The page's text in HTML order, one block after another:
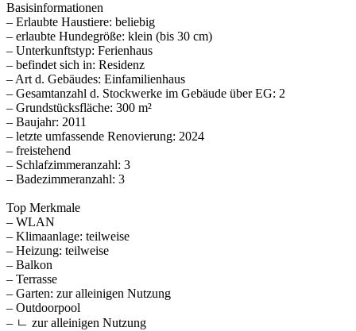
Basisinformationen
– Erlaubte Haustiere: beliebig
– erlaubte Hundegröße: klein (bis 30 cm)
– Unterkunftstyp: Ferienhaus
– befindet sich in: Residenz
– Art d. Gebäudes: Einfamilienhaus
– Gesamtanzahl d. Stockwerke im Gebäude über EG: 2
– Grundstücksfläche: 300 m²
– Baujahr: 2011
– letzte umfassende Renovierung: 2024
– freistehend
– Schlafzimmeranzahl: 3
– Badezimmeranzahl: 3
Top Merkmale
– WLAN
– Klimaanlage: teilweise
– Heizung: teilweise
– Balkon
– Terrasse
– Garten: zur alleinigen Nutzung
– Outdoorpool
– ㄴ zur alleinigen Nutzung